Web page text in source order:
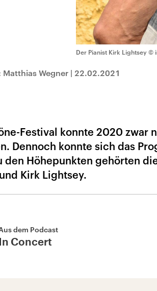
Der Pianist Kirk Lightsey ©
Wegner | 22.02.2021
Festival konnte 2020 zwar
Dennoch konnte sich das
den Höhepunkten gehörten
Kirk Lightsey.
dem Podcast
In Concert